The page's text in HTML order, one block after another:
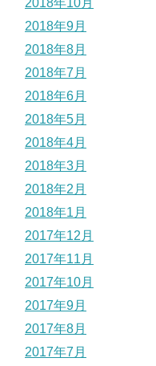
2018年9月
2018年8月
2018年7月
2018年6月
2018年5月
2018年4月
2018年3月
2018年2月
2018年1月
2017年12月
2017年11月
2017年10月
2017年9月
2017年8月
2017年7月